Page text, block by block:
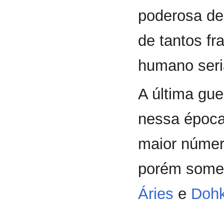
poderosa
de tantos
humano
A última
nessa
maior
porém
Áries e